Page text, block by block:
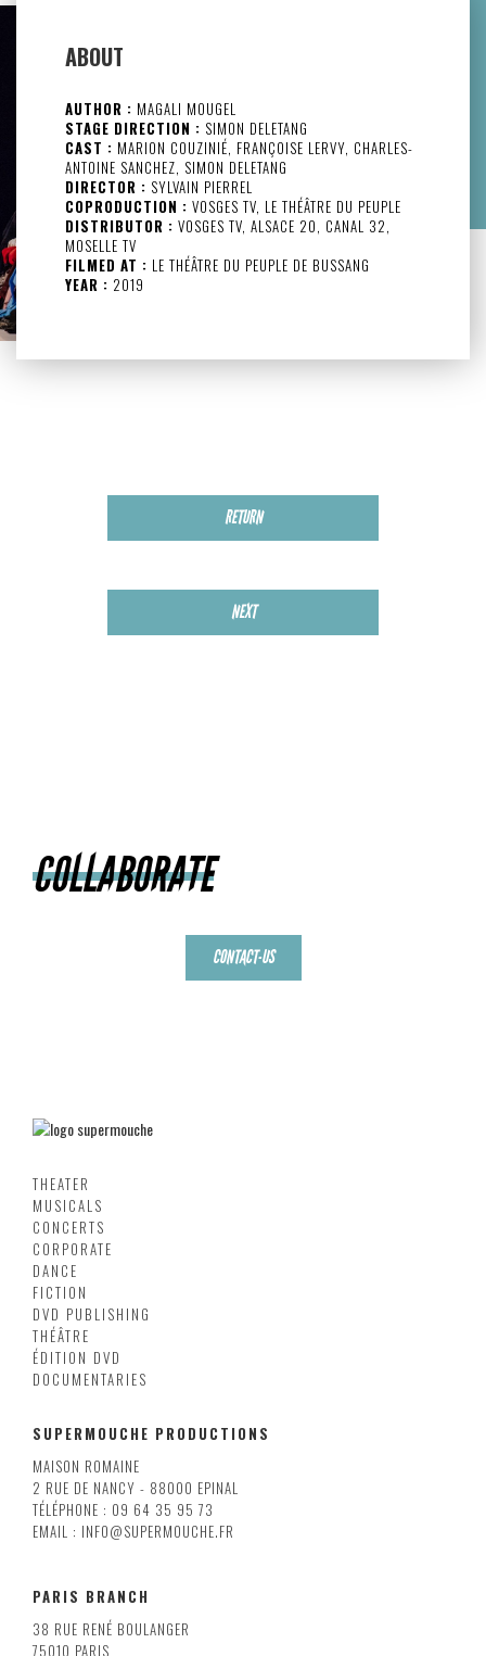
ABOUT
AUTHOR : MAGALI MOUGEL
STAGE DIRECTION : SIMON DELETANG
CAST : MARION COUZINIÉ, FRANÇOISE LERVY, CHARLES-
ANTOINE SANCHEZ, SIMON DELETANG
DIRECTOR : SYLVAIN PIERREL
COPRODUCTION : VOSGES TV, LE THÉÂTRE DU PEUPLE
DISTRIBUTOR : VOSGES TV, ALSACE 20, CANAL 32,
MOSELLE TV
FILMED AT : LE THÉÂTRE DU PEUPLE DE BUSSANG
YEAR : 2019
RETURN
NEXT
COLLABORATE
CONTACT-US
THEATER
MUSICALS
CONCERTS
CORPORATE
DANCE
FICTION
DVD PUBLISHING
THÉÂTRE
ÉDITION DVD
DOCUMENTARIES
SUPERMOUCHE PRODUCTIONS
MAISON ROMAINE
2 RUE DE NANCY - 88000 EPINAL
TÉLÉPHONE : 09 64 35 95 73
EMAIL : INFO@SUPERMOUCHE.FR
PARIS BRANCH
38 RUE RENÉ BOULANGER
75010 PARIS